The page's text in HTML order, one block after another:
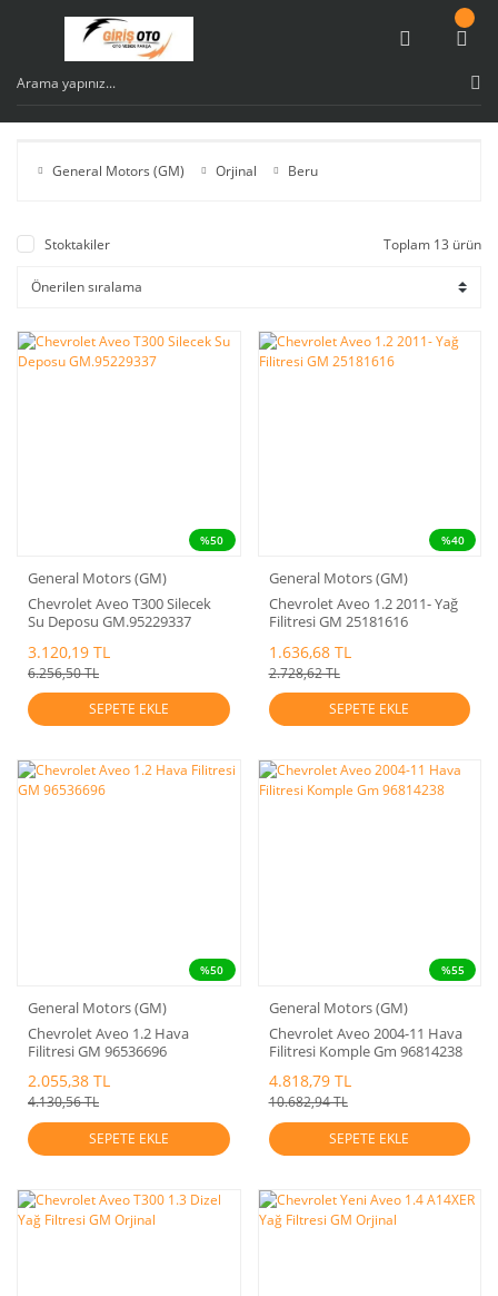
General Motors (GM) Orjinal Beru
Stoktakiler Toplam 13 ürün
%50
General Motors (GM)
Chevrolet Aveo T300 Silecek
Su Deposu GM.95229337
3.120,19 TL
6.256,50 TL
SEPETE EKLE
%40
General Motors (GM)
Chevrolet Aveo 1.2 2011- Yağ
Filitresi GM 25181616
1.636,68 TL
2.728,62 TL
SEPETE EKLE
%50
General Motors (GM)
Chevrolet Aveo 1.2 Hava
Filitresi GM 96536696
2.055,38 TL
4.130,56 TL
SEPETE EKLE
%55
General Motors (GM)
Chevrolet Aveo 2004-11 Hava
Filitresi Komple Gm 96814238
4.818,79 TL
10.682,94 TL
SEPETE EKLE